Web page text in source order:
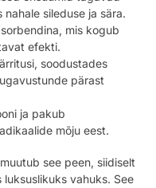
sileduse ja sära.
mis kogub
efekti.
soodustades
pärast
ja pakub
mõju eest.
see peen, siidiselt
vahuks. See